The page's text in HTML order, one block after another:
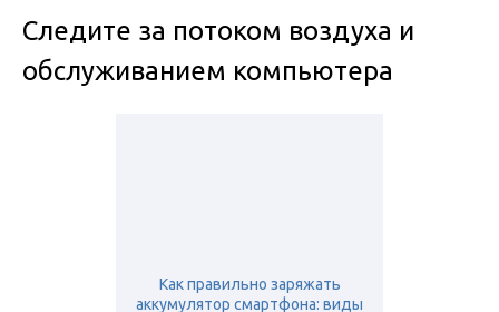
Следите за потоком воздуха и
обслуживанием компьютера
Как правильно заряжать
аккумулятор смартфона: виды